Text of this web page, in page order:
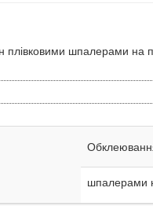
плівковими шпалерами на
шпалерами